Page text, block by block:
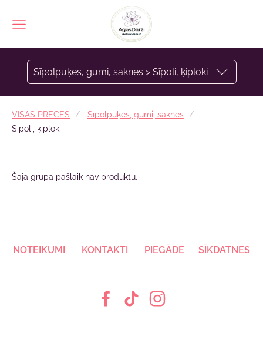
Sīpolpuķes, gumi, saknes > Sīpoli, ķiploki
VISAS PRECES
Sīpolpuķes, gumi, saknes
Sīpoli, ķiploki
Šajā grupā pašlaik nav produktu.
NOTEIKUMI KONTAKTI PIEGĀDE SĪKDATNES